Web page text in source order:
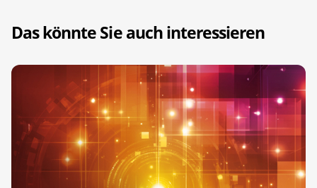
Das könnte Sie auch interessieren